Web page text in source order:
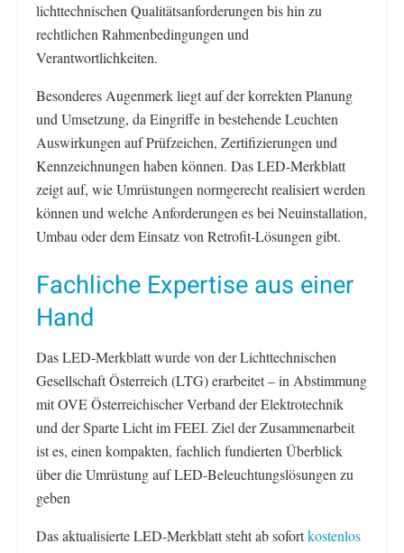
lichttechnischen Qualitätsanforderungen bis hin zu
rechtlichen Rahmenbedingungen und
Verantwortlichkeiten.
Besonderes Augenmerk liegt auf der korrekten Planung
und Umsetzung, da Eingriffe in bestehende Leuchten
Auswirkungen auf Prüfzeichen, Zertifizierungen und
Kennzeichnungen haben können. Das LED-Merkblatt
zeigt auf, wie Umrüstungen normgerecht realisiert werden
können und welche Anforderungen es bei Neuinstallation,
Umbau oder dem Einsatz von Retrofit‑Lösungen gibt.
Fachliche Expertise aus einer
Hand
Das LED‑Merkblatt wurde von der Lichttechnischen
Gesellschaft Österreich (LTG) erarbeitet – in Abstimmung
mit OVE Österreichischer Verband der Elektrotechnik
und der Sparte Licht im FEEI. Ziel der Zusammenarbeit
ist es, einen kompakten, fachlich fundierten Überblick
über die Umrüstung auf LED-Beleuchtungslösungen zu
geben
Das aktualisierte LED-Merkblatt steht ab sofortkostenlos